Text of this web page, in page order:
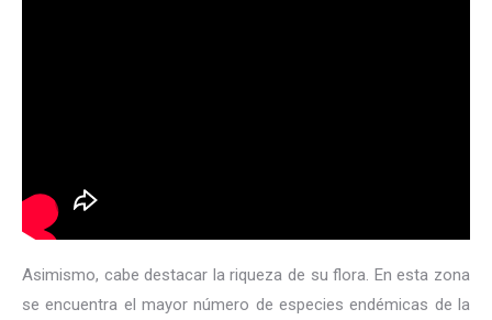
Asimismo, cabe destacar la riqueza de su flora. En esta zona
se encuentra el mayor número de especies endémicas de la